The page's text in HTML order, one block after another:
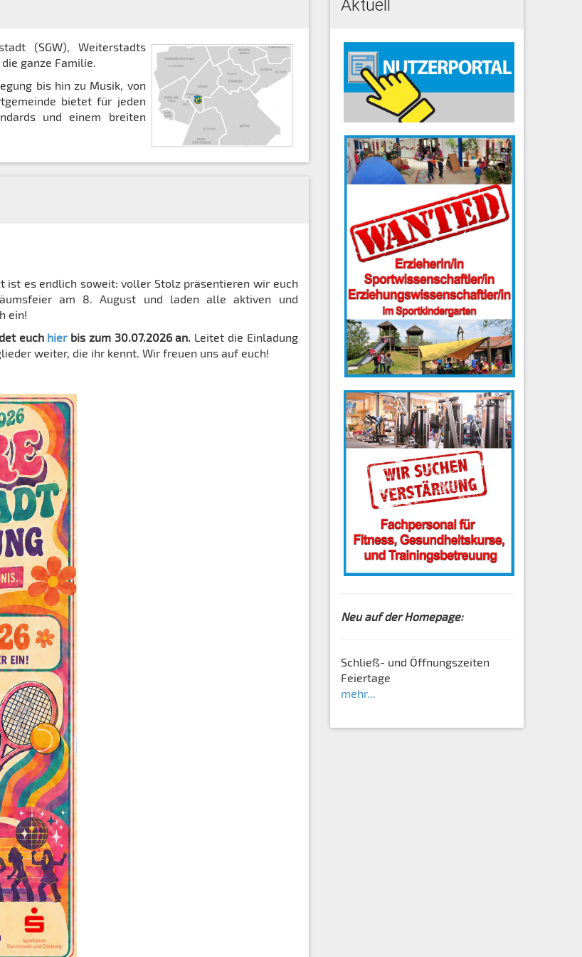
(SGW), Weiterstadts
ganze Familie.
bis hin zu Musik, von
bietet für jeden
und einem breiten
ist es endlich soweit: voller Stolz präsentieren wir euch
am 8. August und laden alle aktiven und
ein!
euch hierbis zum 30.07.2026 an. Leitet die Einladung
weiter, die ihr kennt. Wir freuen uns auf euch!
Aktuell
Neu auf der Homepage:
Schließ- und Öffnungszeiten
Feiertage
mehr...